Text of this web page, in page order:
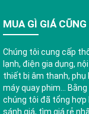
MUA GÌ GIÁ
Chúng tôi cung cấp
lạnh, điện gia dụng,
thiết bị âm thanh, phụ
máy quay phim...
chúng tôi đã tổng hợp
sánh giá, tìm giá rẻ